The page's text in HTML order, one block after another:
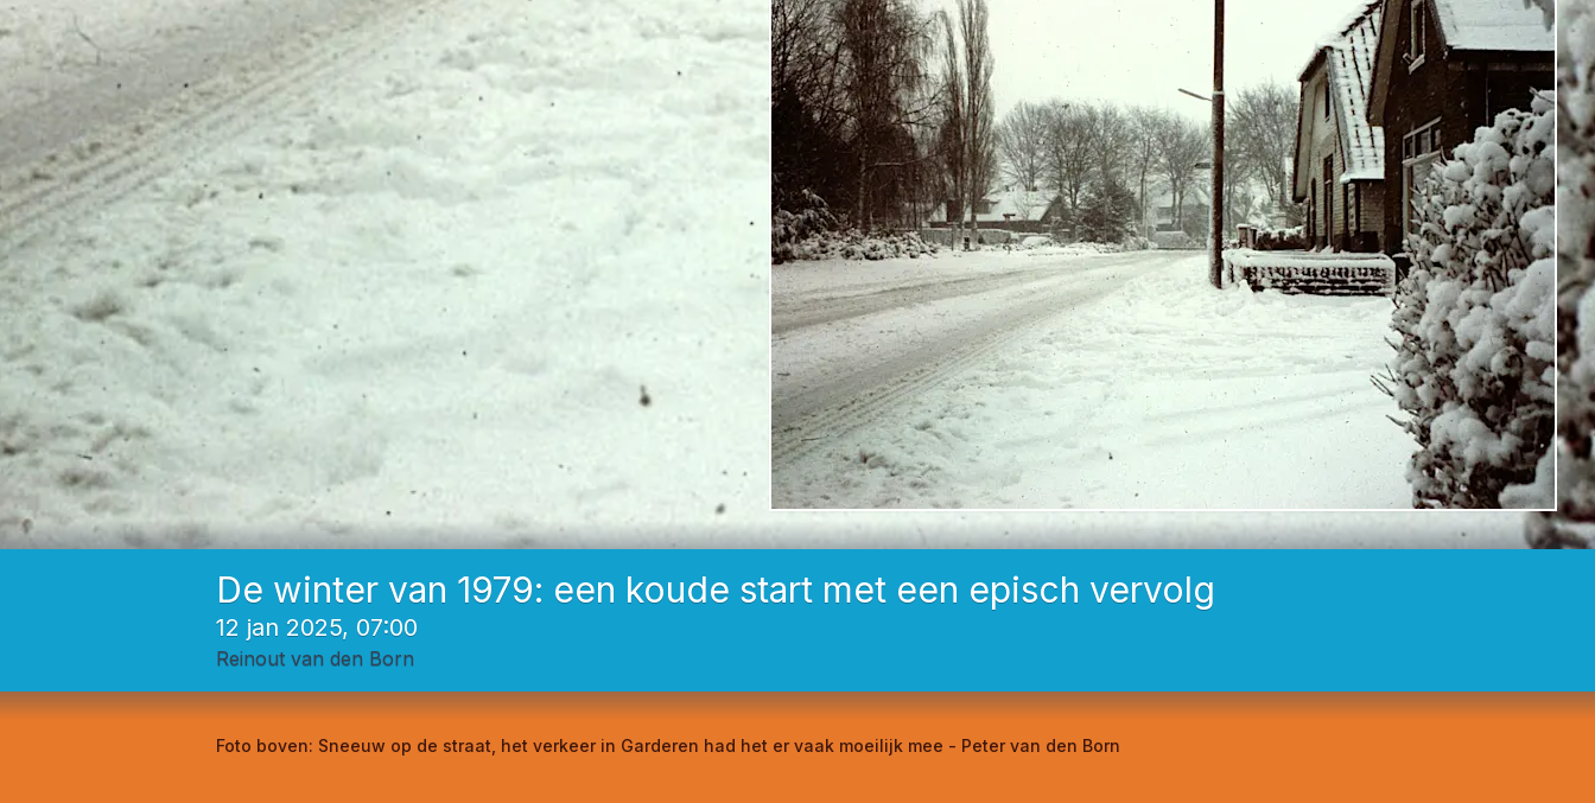
De winter van 1979: een koude start met een episch vervolg
12 jan 2025, 07:00
Reinout van den Born
Foto boven: Sneeuw op de straat, het verkeer in Garderen had het er vaak moeilijk mee - Peter van den Born